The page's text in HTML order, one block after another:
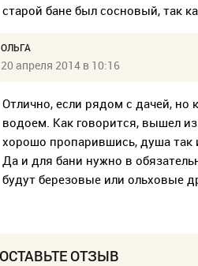
старой бане был сосновый, так
ОЛЬГА
20 апреля 2014 в 10:16
Отлично, если рядом с дачей, но
водоем. Как говорится, вышел
хорошо пропарившись, душа так
Да и для бани нужно в
будут березовые или ольховые
ОСТАВЬТЕ ОТЗЫВ